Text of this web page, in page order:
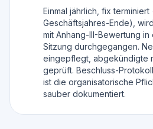
Einmal jährlich, fix terminiert
Geschäftsjahres-Ende),
mit Anhang-III-Bewertung
Sitzung durchgegangen.
eingepflegt, abgekündigte
geprüft. Beschluss-
ist die organisatorische
sauber dokumentiert.